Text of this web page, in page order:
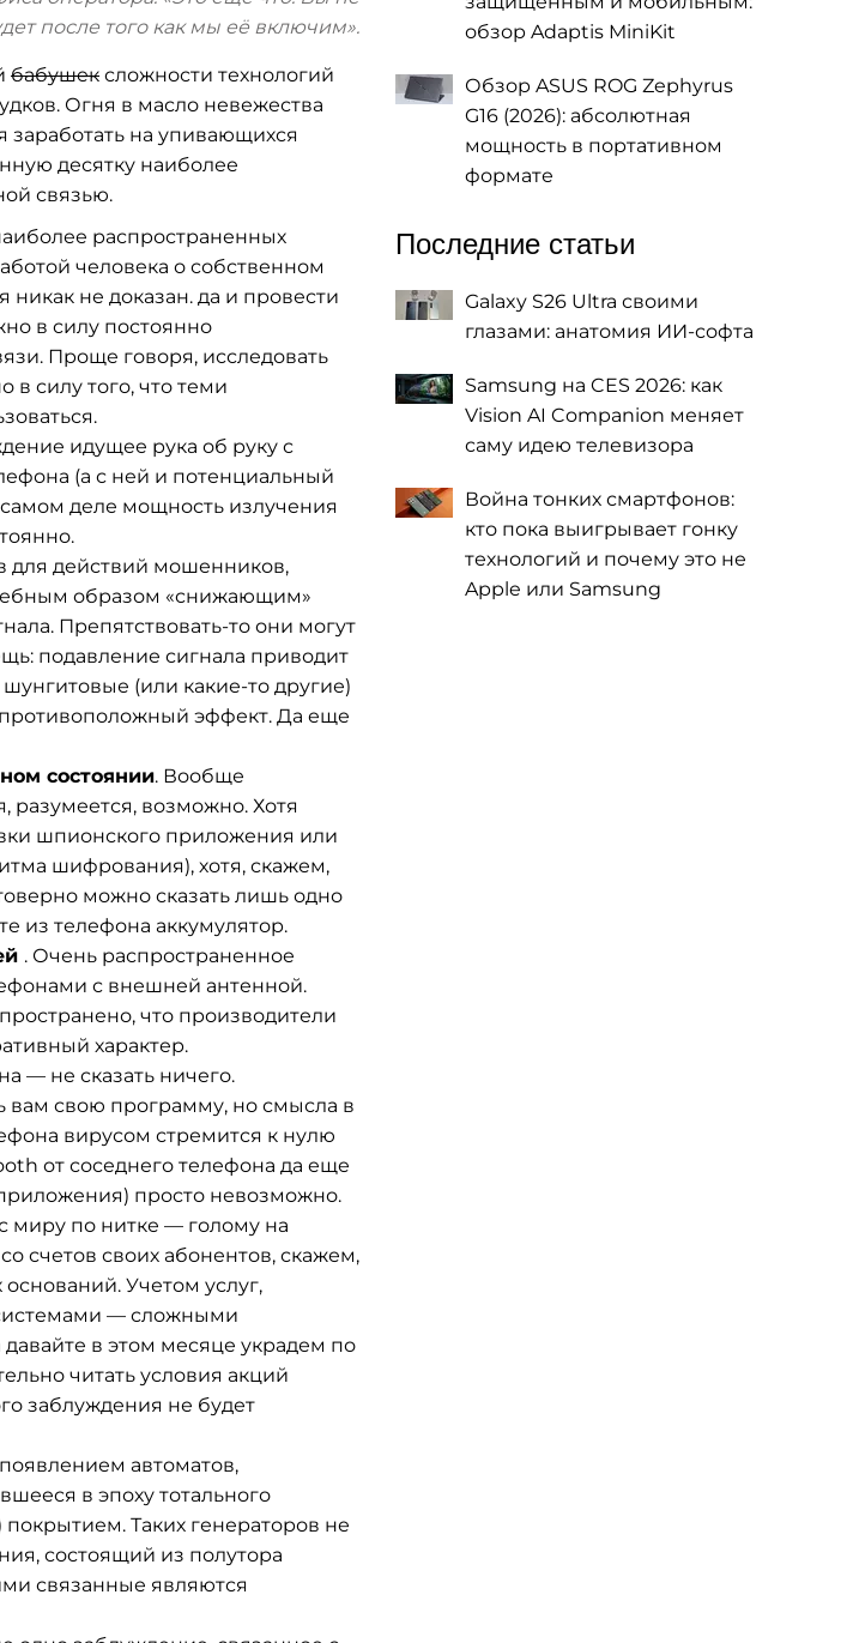
после того как мы её включим».
бабушек сложности технологий
Огня в масло невежества
на упивающихся
десятку наиболее
связью.
распространенных
человека о собственном
не доказан. да и провести
в силу постоянно
Проще говоря, исследовать
силу того, что теми
идущее рука об руку с
(а с ней и потенциальный
деле мощность излучения
для действий мошенников,
образом «снижающим»
Препятствовать-то они могут
подавление сигнала приводит
(или какие-то другие)
эффект. Да еще
состоянии. Вообще
возможно. Хотя
шпионского приложения или
шифрования), хотя, скажем,
можно сказать лишь одно
из телефона аккумулятор.
. Очень распространенное
с внешней антенной.
что производители
характер.
— не сказать ничего.
вам свою программу, но смысла в
вирусом стремится к нулю
от соседнего телефона да еще
просто невозможно.
миру по нитке — голому на
счетов своих абонентов, скажем,
Учетом услуг,
— сложными
в этом месяце украдем по
читать условия акций
заблуждения не будет
автоматов,
в эпоху тотального
Таких генераторов не
состоящий из полутора
связанные являются
обзор Adaptis MiniKit
Обзор ASUS ROG Zephyrus
G16 (2026): абсолютная
мощность в портативном
формате
Последние статьи
Galaxy S26 Ultra своими
глазами: анатомия ИИ-софта
Samsung на CES 2026: как
Vision AI Companion меняет
саму идею телевизора
Война тонких смартфонов:
кто пока выигрывает гонку
технологий и почему это не
Apple или Samsung